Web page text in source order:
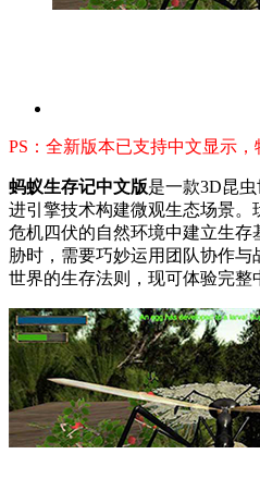
PS：全新版本已支持中文显示，
蚂蚁生存记中文版是一款3D昆
进引擎技术构建微观生态场景
危机四伏的自然环境中建立生
胁时，需要巧妙运用团队协作
世界的生存法则，现可体验完整